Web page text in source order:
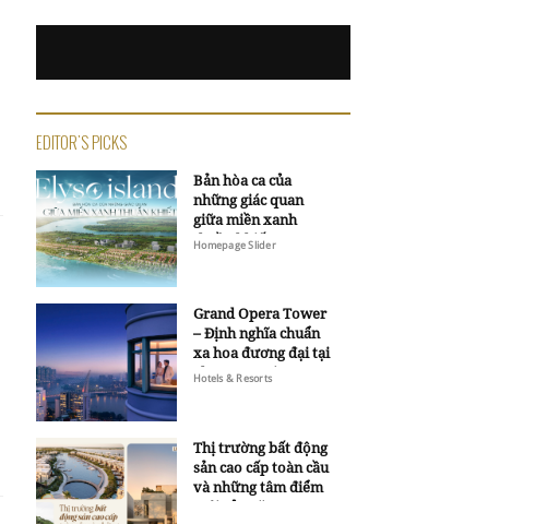
EDITOR'S PICKS
Bản hòa ca của
những giác quan
giữa miền xanh
thuần khiết
Homepage Slider
Grand Opera Tower
– Định nghĩa chuẩn
xa hoa đương đại tại
Sheraton Saigon
Hotels & Resorts
Thị trường bất động
sản cao cấp toàn cầu
và những tâm điểm
mới của năm 2026